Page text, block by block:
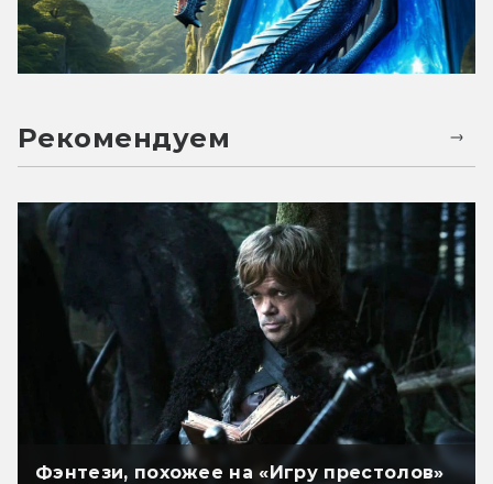
Рекомендуем
Фэнтези, похожее на «Игру престолов»